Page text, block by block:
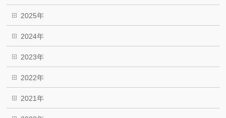
2025年
2024年
2023年
2022年
2021年